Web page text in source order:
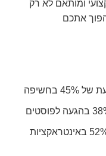
ומותאם לא רק
אתכם
בחשיפה